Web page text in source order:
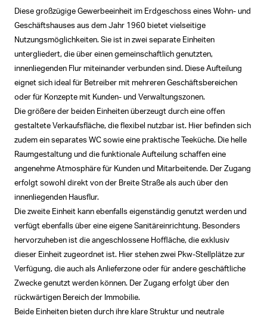
Diese großzügige Gewerbeeinheit im Erdgeschoss eines Wohn- und
Geschäftshauses aus dem Jahr 1960 bietet vielseitige
Nutzungsmöglichkeiten. Sie ist in zwei separate Einheiten
untergliedert, die über einen gemeinschaftlich genutzten,
innenliegenden Flur miteinander verbunden sind. Diese Aufteilung
eignet sich ideal für Betreiber mit mehreren Geschäftsbereichen
oder für Konzepte mit Kunden- und Verwaltungszonen.
Die größere der beiden Einheiten überzeugt durch eine offen
gestaltete Verkaufsfläche, die flexibel nutzbar ist. Hier befinden sich
zudem ein separates WC sowie eine praktische Teeküche. Die helle
Raumgestaltung und die funktionale Aufteilung schaffen eine
angenehme Atmosphäre für Kunden und Mitarbeitende. Der Zugang
erfolgt sowohl direkt von der Breite Straße als auch über den
innenliegenden Hausflur.
Die zweite Einheit kann ebenfalls eigenständig genutzt werden und
verfügt ebenfalls über eine eigene Sanitäreinrichtung. Besonders
hervorzuheben ist die angeschlossene Hoffläche, die exklusiv
dieser Einheit zugeordnet ist. Hier stehen zwei Pkw-Stellplätze zur
Verfügung, die auch als Anlieferzone oder für andere geschäftliche
Zwecke genutzt werden können. Der Zugang erfolgt über den
rückwärtigen Bereich der Immobilie.
Beide Einheiten bieten durch ihre klare Struktur und neutrale